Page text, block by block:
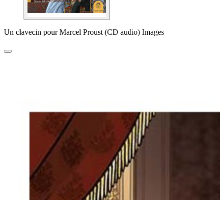
Un clavecin pour Marcel Proust (CD audio) Images